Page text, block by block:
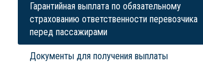
Гарантийная выплата по обязательному
страхованию ответственности перевозчика
перед пассажирами
Документы для получения выплаты